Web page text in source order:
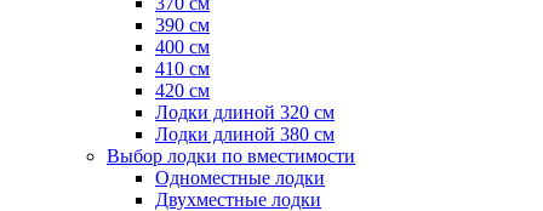
390 см
400 см
410 см
420 см
Лодки длиной 320 см
Лодки длиной 380 см
Выбор лодки по вместимости
Одноместные лодки
Двухместные лодки